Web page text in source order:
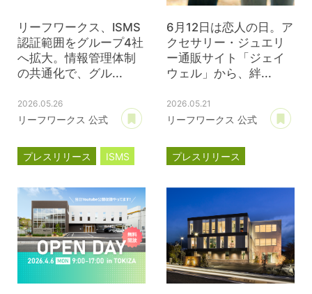
リーフワークス、ISMS
認証範囲をグループ4社
へ拡大。情報管理体制
の共通化で、グル...
2026.05.26
リーフワークス 公式
あとで読む
プレスリリース ISMS
6月12日は恋人の日。ア
クセサリー・ジュエリ
ー通販サイト「ジェイ
ウェル」から、絆...
2026.05.21
リーフワークス 公式
プレスリリース